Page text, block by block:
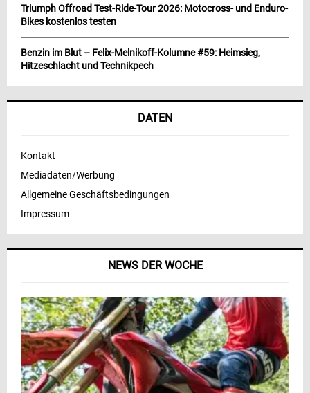
NEWS DER WOCHE
Triumph Offroad Test-Ride-Tour 2026: Motocross- und Enduro-
Bikes kostenlos testen
Benzin im Blut – Felix-Melnikoff-Kolumne #59: Heimsieg,
Hitzeschlacht und Technikpech
DATEN
Kontakt
Mediadaten/Werbung
Allgemeine Geschäftsbedingungen
Impressum